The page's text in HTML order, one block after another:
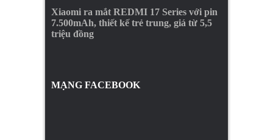
Xiaomi ra mắt REDMI 17 Series với pin
7.500mAh, thiết kế trẻ trung, giá từ 5,5
triệu đồng
MẠNG FACEBOOK